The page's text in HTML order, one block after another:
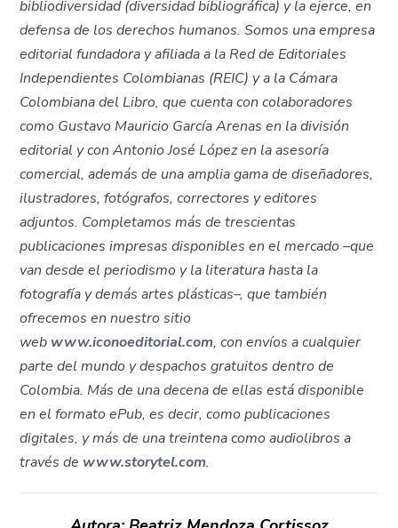
bibliodiversidad (diversidad bibliográfica) y la ejerce, en
defensa de los derechos humanos. Somos una empresa
editorial fundadora y afiliada a la Red de Editoriales
Independientes Colombianas (REIC) y a la Cámara
Colombiana del Libro, que cuenta con colaboradores
como Gustavo Mauricio García Arenas en la división
editorial y con Antonio José López en la asesoría
comercial, además de una amplia gama de diseñadores,
ilustradores, fotógrafos, correctores y editores
adjuntos. Completamos más de trescientas
publicaciones impresas disponibles en el mercado –que
van desde el periodismo y la literatura hasta la
fotografía y demás artes plásticas–, que también
ofrecemos en nuestro sitio
webwww.iconoeditorial.com, con envíos a cualquier
parte del mundo y despachos gratuitos dentro de
Colombia. Más de una decena de ellas está disponible
en el formato ePub, es decir, como publicaciones
digitales, y más de una treintena como audiolibros a
través dewww.storytel.com.